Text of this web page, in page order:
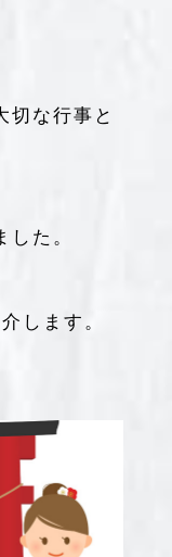
切な行事と
た。
します。